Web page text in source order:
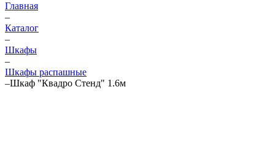
Главная
–
Каталог
–
Шкафы
–
Шкафы распашные
–Шкаф "Квадро Стенд" 1.6м